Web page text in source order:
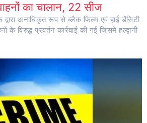
का चालान, 22 सीज
द्वारा अनाधिकृत रूप से ब्लैक फिल्म एवं हाई डेंसिटी
के विरुद्ध प्रवर्तन कार्रवाई की गई जिसमे हल्द्वानी